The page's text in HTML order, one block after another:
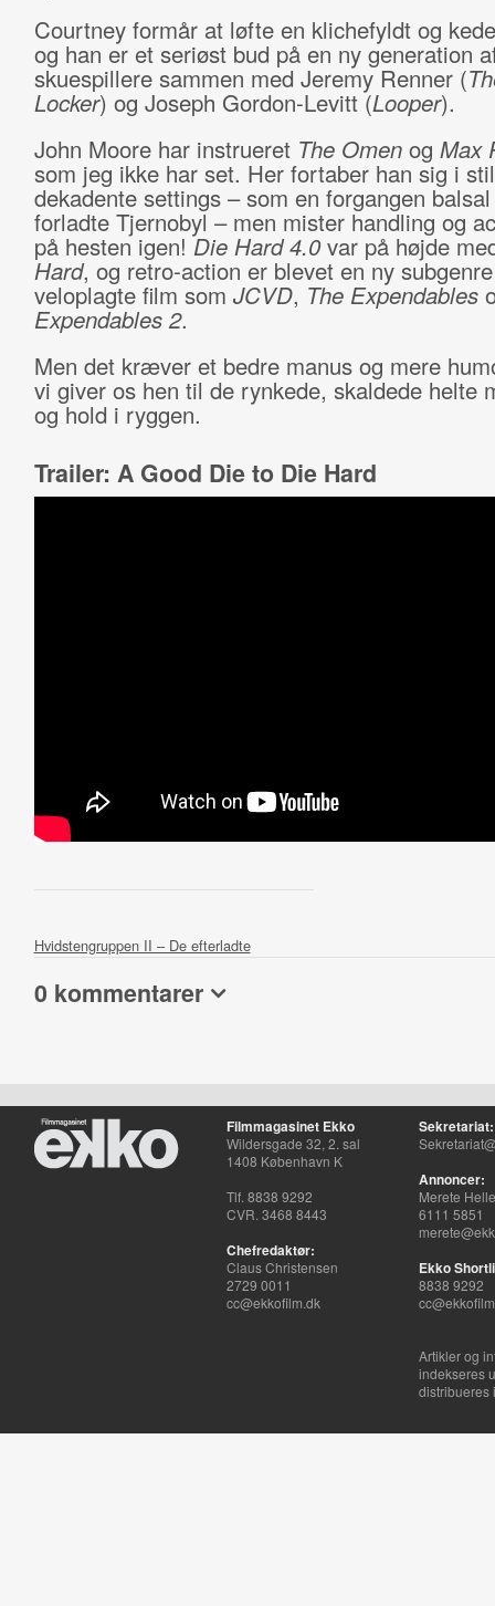
Courtney formår at løfte en klichefyldt og
og han er et seriøst bud på en ny generation
skuespillere sammen med Jeremy Renner (
Locker) og Joseph Gordon-Levitt (Looper).
John Moore har instrueret The Omenog Max
som jeg ikke har set. Her fortaber han sig i
dekadente settings – som en forgangen
forladte Tjernobyl – men mister handling og
på hesten igen!Die Hard 4.0 var på højde
Hard, og retro-action er blevet en ny
veloplagte film som JCVD, The Expendables
Expendables 2.
Men det kræver et bedre manus og mere
vi giver os hen til de rynkede, skaldede helte
og hold i ryggen.
Trailer: A Good Die to Die Hard
Hvidstengruppen II – De efterladte
0 kommentarer
Filmmagasinet Ekko
Wildersgade 32, 2. sal
1408 København K
Tlf. 8838 9292
CVR. 3468 8443
Chefredaktør:
Claus Christensen
2729 0011
cc@ekkofilm.dk
Sekretariat:
Annoncer:
Merete
6111 5851
Ekko
8838 9292
Artikler og
indekseres
distribueres